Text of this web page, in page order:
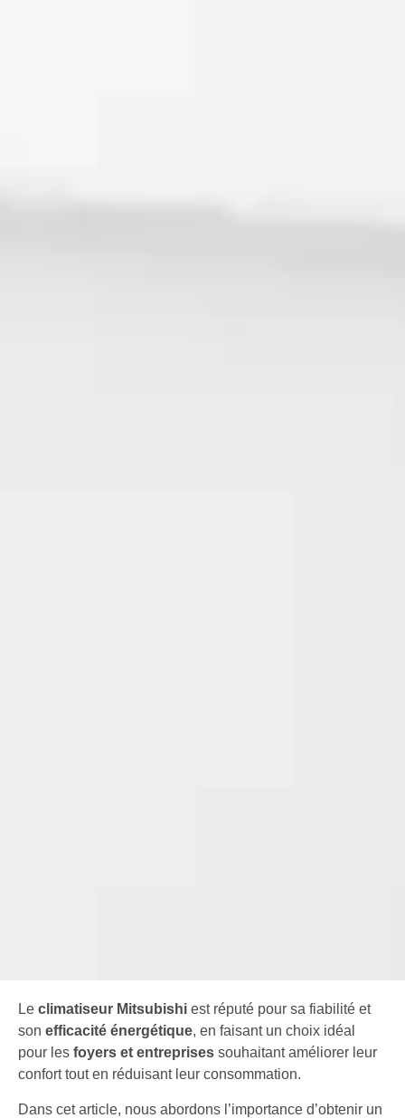
Le climatiseur Mitsubishi est réputé pour sa fiabilité et
son efficacité énergétique, en faisant un choix idéal
pour les foyers et entreprises souhaitant améliorer leur
confort tout en réduisant leur consommation.
Dans cet article, nous abordons l’importance d’obtenir un